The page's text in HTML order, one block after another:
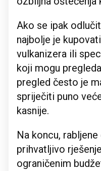
Ako se ipak
najbolje je
vulkanizera ili
koji mogu
pregled često je
spriječiti puno
kasnije.
Na koncu,
prihvatljivo
ograničenim